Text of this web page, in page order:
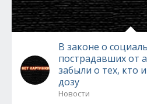
В законе о
пострадавших от
забыли о тех, кто
дозу
Новости